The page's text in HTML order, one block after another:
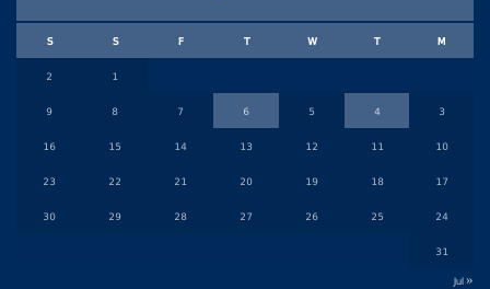
M
T
W
T
F
S
S
1
2
3
4
5
6
7
8
9
10
11
12
13
14
15
16
17
18
19
20
21
22
23
24
25
26
27
28
29
30
31
« Jul